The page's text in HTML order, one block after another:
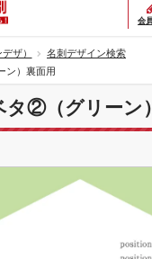
会
ザ）
名刺デザイン検索
ン）裏面用
タ②（グリーン）